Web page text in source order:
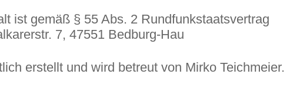
ist gemäß § 55 Abs. 2 Rundfunkstaatsvertrag
7, 47551 Bedburg-Hau
erstellt und wird betreut von Mirko Teichmeier.